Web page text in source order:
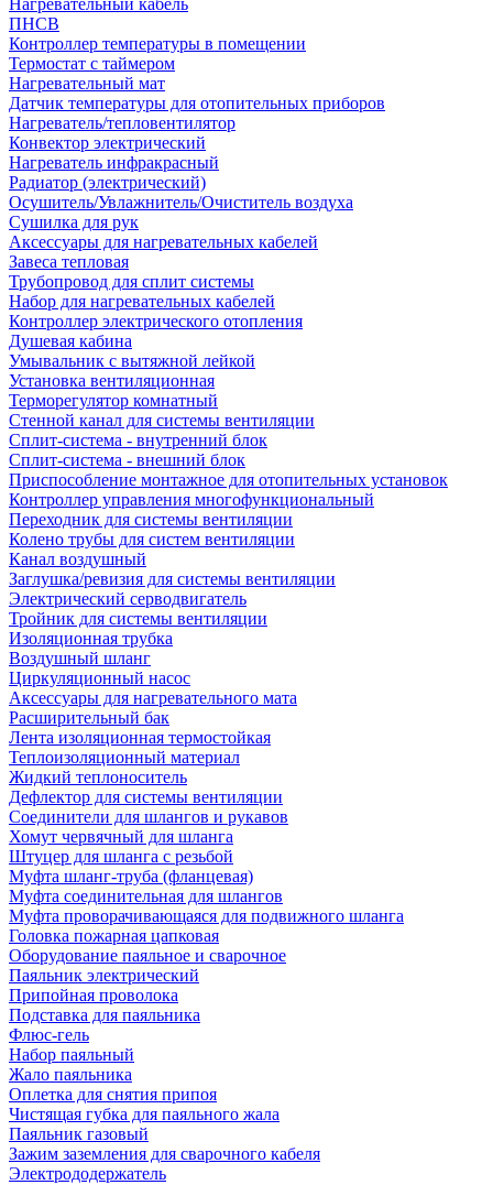
Нагревательный кабель
ПНСВ
Контроллер температуры в помещении
Термостат с таймером
Нагревательный мат
Датчик температуры для отопительных приборов
Нагреватель/тепловентилятор
Конвектор электрический
Нагреватель инфракрасный
Радиатор (электрический)
Осушитель/Увлажнитель/Очиститель воздуха
Сушилка для рук
Аксессуары для нагревательных кабелей
Завеса тепловая
Трубопровод для сплит системы
Набор для нагревательных кабелей
Контроллер электрического отопления
Душевая кабина
Умывальник с вытяжной лейкой
Установка вентиляционная
Терморегулятор комнатный
Стенной канал для системы вентиляции
Сплит-система - внутренний блок
Сплит-система - внешний блок
Приспособление монтажное для отопительных установок
Контроллер управления многофункциональный
Переходник для системы вентиляции
Колено трубы для систем вентиляции
Канал воздушный
Заглушка/ревизия для системы вентиляции
Электрический серводвигатель
Тройник для системы вентиляции
Изоляционная трубка
Воздушный шланг
Циркуляционный насос
Аксессуары для нагревательного мата
Расширительный бак
Лента изоляционная термостойкая
Теплоизоляционный материал
Жидкий теплоноситель
Дефлектор для системы вентиляции
Соединители для шлангов и рукавов
Хомут червячный для шланга
Штуцер для шланга с резьбой
Муфта шланг-труба (фланцевая)
Муфта соединительная для шлангов
Муфта проворачивающаяся для подвижного шланга
Головка пожарная цапковая
Оборудование паяльное и сварочное
Паяльник электрический
Припойная проволока
Подставка для паяльника
Флюс-гель
Набор паяльный
Жало паяльника
Оплетка для снятия припоя
Чистящая губка для паяльного жала
Паяльник газовый
Зажим заземления для сварочного кабеля
Электрододержатель